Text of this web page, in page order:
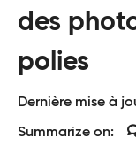
des
polies
Dernière mise à
Summarize on: